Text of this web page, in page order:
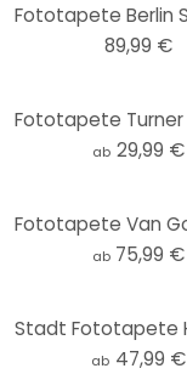
89,99 €
ab 29,99 €
ab 75,99 €
ab 47,99 €